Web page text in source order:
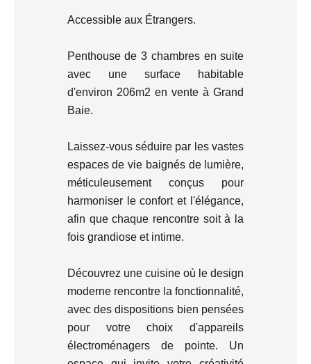
Accessible aux Étrangers.
Penthouse de 3 chambres en suite
avec une surface habitable
d'environ 206m2 en vente à Grand
Baie.
Laissez-vous séduire par les vastes
espaces de vie baignés de lumière,
méticuleusement conçus pour
harmoniser le confort et l'élégance,
afin que chaque rencontre soit à la
fois grandiose et intime.
Découvrez une cuisine où le design
moderne rencontre la fonctionnalité,
avec des dispositions bien pensées
pour votre choix d'appareils
électroménagers de pointe. Un